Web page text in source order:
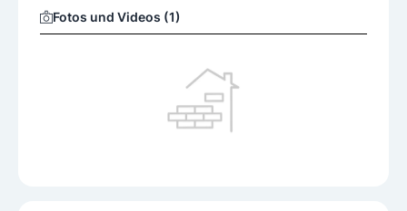
Fotos und Videos (1)